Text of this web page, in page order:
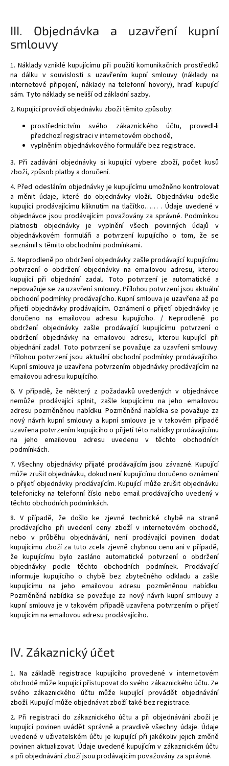
III. Objednávka a uzavření kupní
smlouvy
1. Náklady vzniklé kupujícímu při použití komunikačních prostředků
na dálku v souvislosti s uzavřením kupní smlouvy (náklady na
internetové připojení, náklady na telefonní hovory), hradí kupující
sám. Tyto náklady se neliší od základní sazby.
2. Kupující provádí objednávku zboží těmito způsoby:
prostřednictvím svého zákaznického účtu, provedl-li
předchozí registraci v internetovém obchodě,
vyplněním objednávkového formuláře bez registrace.
3. Při zadávání objednávky si kupující vybere zboží, počet kusů
zboží, způsob platby a doručení.
4. Před odesláním objednávky je kupujícímu umožněno kontrolovat
a měnit údaje, které do objednávky vložil. Objednávku odešle
kupující prodávajícímu kliknutím na tlačítko…… . Údaje uvedené v
objednávce jsou prodávajícím považovány za správné. Podmínkou
platnosti objednávky je vyplnění všech povinných údajů v
objednávkovém formuláři a potvrzení kupujícího o tom, že se
seznámil s těmito obchodními podmínkami.
5. Neprodleně po obdržení objednávky zašle prodávající kupujícímu
potvrzení o obdržení objednávky na emailovou adresu, kterou
kupující při objednání zadal. Toto potvrzení je automatické a
nepovažuje se za uzavření smlouvy. Přílohou potvrzení jsou aktuální
obchodní podmínky prodávajícího. Kupní smlouva je uzavřena až po
přijetí objednávky prodávajícím. Oznámení o přijetí objednávky je
doručeno na emailovou adresu kupujícího. / Neprodleně po
obdržení objednávky zašle prodávající kupujícímu potvrzení o
obdržení objednávky na emailovou adresu, kterou kupující při
objednání zadal. Toto potvrzení se považuje za uzavření smlouvy.
Přílohou potvrzení jsou aktuální obchodní podmínky prodávajícího.
Kupní smlouva je uzavřena potvrzením objednávky prodávajícím na
emailovou adresu kupujícího.
6. V případě, že některý z požadavků uvedených v objednávce
nemůže prodávající splnit, zašle kupujícímu na jeho emailovou
adresu pozměněnou nabídku. Pozměněná nabídka se považuje za
nový návrh kupní smlouvy a kupní smlouva je v takovém případě
uzavřena potvrzením kupujícího o přijetí této nabídky prodávajícímu
na jeho emailovou adresu uvedenu v těchto obchodních
podmínkách.
7. Všechny objednávky přijaté prodávajícím jsou závazné. Kupující
může zrušit objednávku, dokud není kupujícímu doručeno oznámení
o přijetí objednávky prodávajícím. Kupující může zrušit objednávku
telefonicky na telefonní číslo nebo email prodávajícího uvedený v
těchto obchodních podmínkách.
8. V případě, že došlo ke zjevné technické chybě na straně
prodávajícího při uvedení ceny zboží v internetovém obchodě,
nebo v průběhu objednávání, není prodávající povinen dodat
kupujícímu zboží za tuto zcela zjevně chybnou cenu ani v případě,
že kupujícímu bylo zasláno automatické potvrzení o obdržení
objednávky podle těchto obchodních podmínek. Prodávající
informuje kupujícího o chybě bez zbytečného odkladu a zašle
kupujícímu na jeho emailovou adresu pozměněnou nabídku.
Pozměněná nabídka se považuje za nový návrh kupní smlouvy a
kupní smlouva je v takovém případě uzavřena potvrzením o přijetí
kupujícím na emailovou adresu prodávajícího.
IV. Zákaznický účet
1. Na základě registrace kupujícího provedené v internetovém
obchodě může kupující přistupovat do svého zákaznického účtu. Ze
svého zákaznického účtu může kupující provádět objednávání
zboží. Kupující může objednávat zboží také bez registrace.
2. Při registraci do zákaznického účtu a při objednávání zboží je
kupující povinen uvádět správně a pravdivě všechny údaje. Údaje
uvedené v uživatelském účtu je kupující při jakékoliv jejich změně
povinen aktualizovat. Údaje uvedené kupujícím v zákaznickém účtu
a při objednávání zboží jsou prodávajícím považovány za správné.